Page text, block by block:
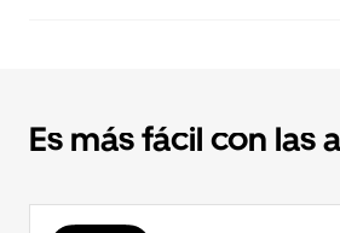
Es más fácil con las